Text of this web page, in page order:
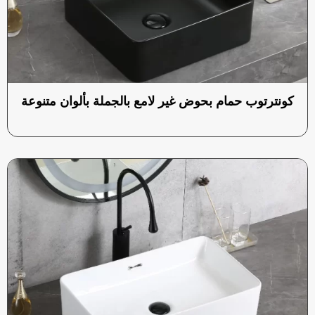
كونترتوب حمام بحوض غير لامع بالجملة بألوان متنوعة